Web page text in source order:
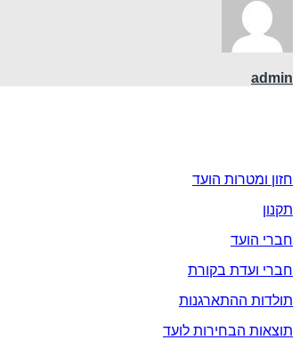
admin
חזון ומטרות הועד
תקנון
חברי הועד
חברי ועדת בקורת
תולדות ההתארגנות
תוצאות הבחירות לועד